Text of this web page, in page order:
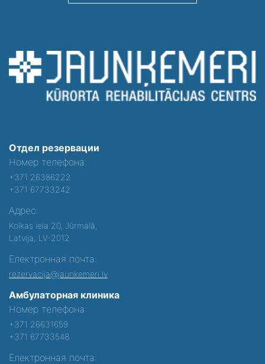
Отдел резервации
Номер телефона:
+371 26386222
+371 67733242
Адрес:
Kolkas iela 20, Jūrmalā,
Latvija, LV-2012
Електронная почта:
rezervacija@jaunkemeri.lv
Амбулаторная клиника
Номер телефона:
+371 26631659
+371 67733548
Електронная почта: